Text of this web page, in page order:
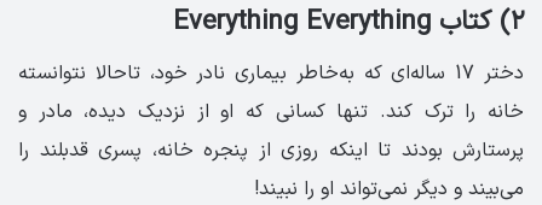
۲) کتاب Everything Everything
دختر 17 ساله‌ای که به‌خاطر بیماری نادر خود، تاحالا نتوانسته
خانه را ترک کند. تنها کسانی که او از نزدیک دیده، مادر و
پرستارش بودند تا اینکه روزی از پنجره خانه، پسری قدبلند را
می‌بیند و دیگر نمی‌تواند او را نبیند!